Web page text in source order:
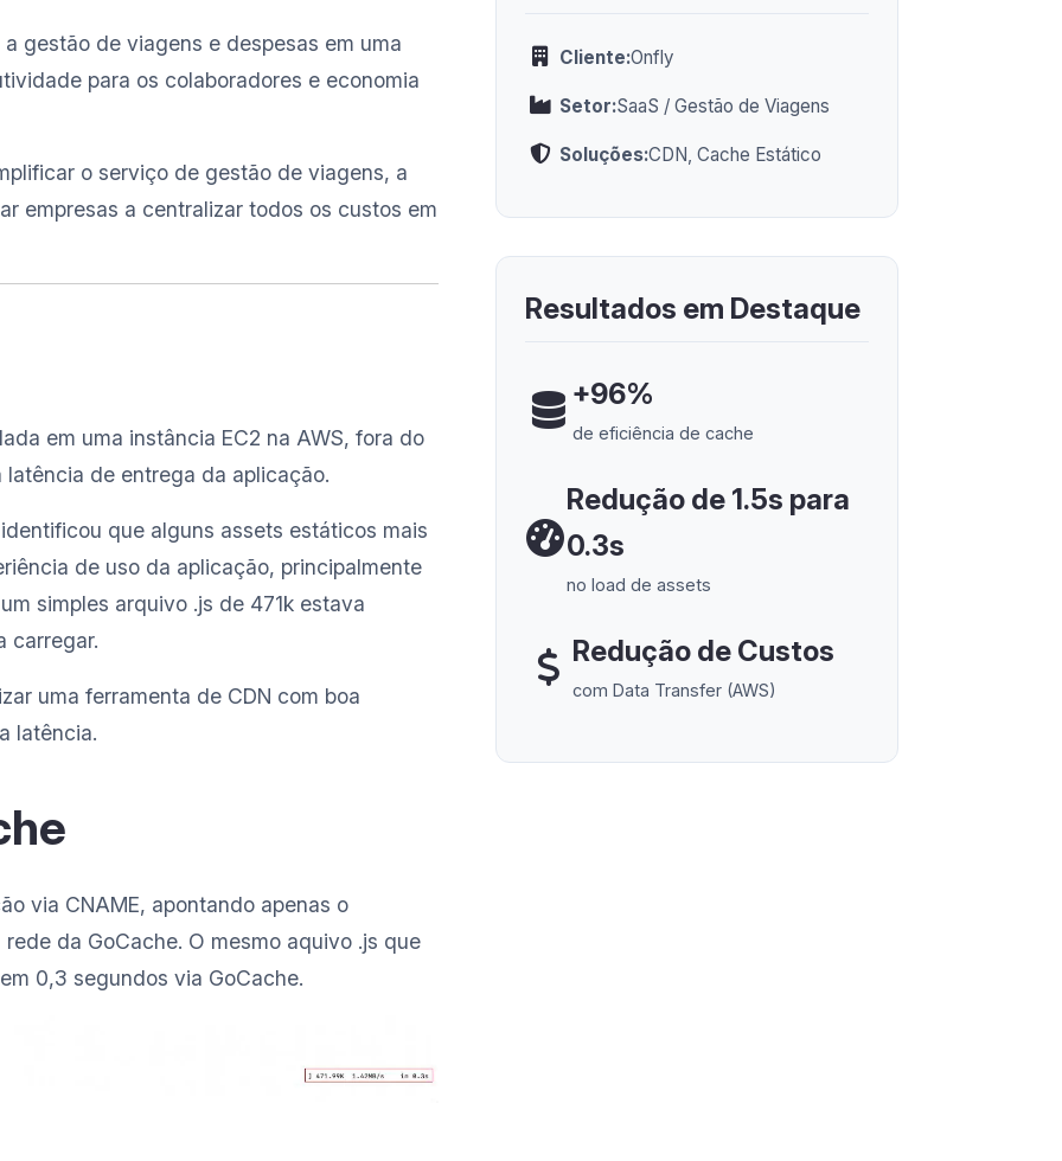
gestão de viagens e despesas em uma
para os colaboradores e economia
o serviço de gestão de viagens, a
empresas a centralizar todos os custos em
em uma instância EC2 na AWS, fora do
de entrega da aplicação.
que alguns assets estáticos mais
de uso da aplicação, principalmente
simples arquivo .js de 471k estava
carregar.
uma ferramenta de CDN com boa
latência.
via CNAME, apontando apenas o
da GoCache. O mesmo aquivo .js que
0,3 segundos via GoCache.
Cliente:Onfly
Setor:SaaS / Gestão de Viagens
Soluções:CDN, Cache Estático
Resultados em Destaque
+96%
de eficiência de cache
Redução de 1.5s para
0.3s
no load de assets
Redução de Custos
com Data Transfer (AWS)